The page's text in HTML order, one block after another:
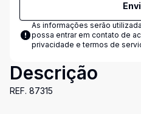
As informações serão
possa entrar em contato de
privacidade e termos de
Descrição
REF. 87315